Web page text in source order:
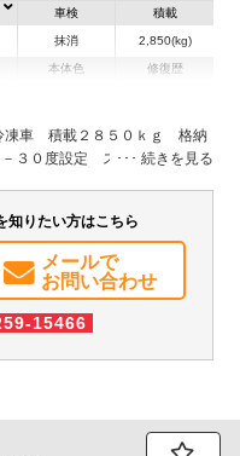
車検
抹消
積載
2,850(kg)
本体色 修復歴
車 積載２８５０ｋｇ 格納
３０度設定 スタンバイ装置
左電格ミラー 坂道発進補
T) 衝突軽減ブレーキ 車線
６速ＭT
知りたい方はこちら
メールで
お問い合わせ
15466